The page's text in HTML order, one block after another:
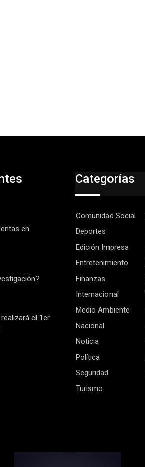
en
el 1er
Categorías
Comunidad Social
Deportes
Edición Impresa
Entretenimiento
Finanzas
Internacional
Medio Ambiente
Nacional
Noticia
Política
Seguridad
Turismo